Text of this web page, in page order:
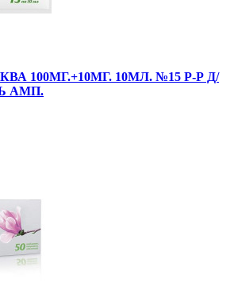
100МГ.+10МГ. 10МЛ. №15 Р-Р Д/
АМП.